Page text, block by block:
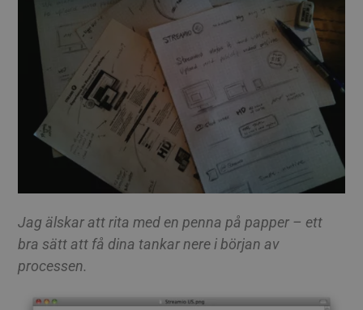
Jag älskar att rita med en penna på papper – ett
bra sätt att få dina tankar nere i början av
processen.